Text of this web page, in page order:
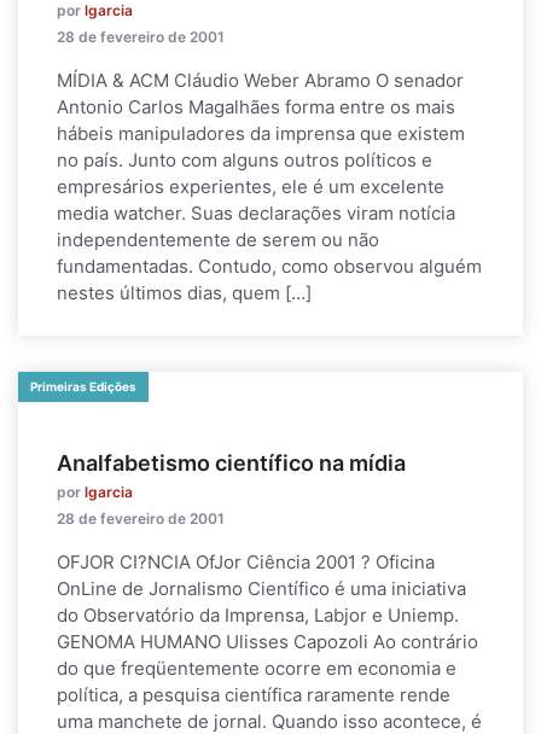
por lgarcia
28 de fevereiro de 2001
MÍDIA & ACM Cláudio Weber Abramo O senador
Antonio Carlos Magalhães forma entre os mais
hábeis manipuladores da imprensa que existem
no país. Junto com alguns outros políticos e
empresários experientes, ele é um excelente
media watcher. Suas declarações viram notícia
independentemente de serem ou não
fundamentadas. Contudo, como observou alguém
nestes últimos dias, quem […]
Primeiras Edições
Analfabetismo científico na mídia
por lgarcia
28 de fevereiro de 2001
OFJOR CI?NCIA OfJor Ciência 2001 ? Oficina
OnLine de Jornalismo Científico é uma iniciativa
do Observatório da Imprensa, Labjor e Uniemp.
GENOMA HUMANO Ulisses Capozoli Ao contrário
do que freqüentemente ocorre em economia e
política, a pesquisa científica raramente rende
uma manchete de jornal. Quando isso acontece, é